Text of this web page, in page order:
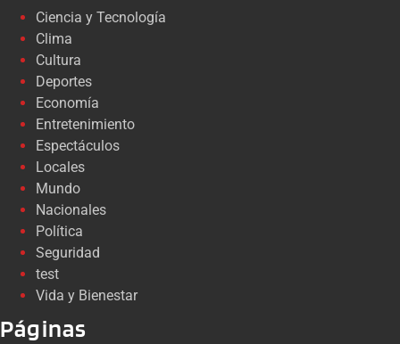
Ciencia y Tecnología
Clima
Cultura
Deportes
Economía
Entretenimiento
Espectáculos
Locales
Mundo
Nacionales
Política
Seguridad
test
Vida y Bienestar
Páginas